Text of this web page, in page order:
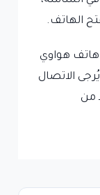
الهاتف.
هواوي
يُرجى الاتصال
من